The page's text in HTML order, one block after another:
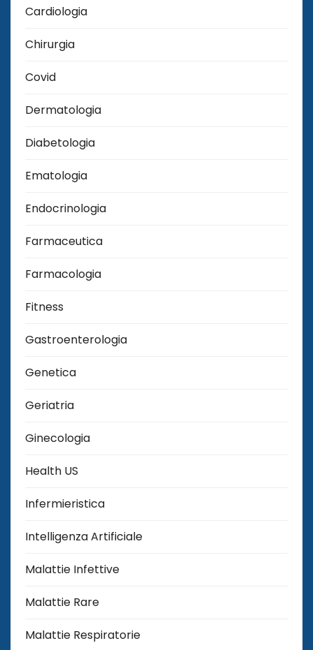
Cardiologia
Chirurgia
Covid
Dermatologia
Diabetologia
Ematologia
Endocrinologia
Farmaceutica
Farmacologia
Fitness
Gastroenterologia
Genetica
Geriatria
Ginecologia
Health US
Infermieristica
Intelligenza Artificiale
Malattie Infettive
Malattie Rare
Malattie Respiratorie